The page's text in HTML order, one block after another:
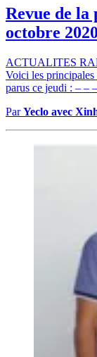
Revue de la
octobre 2020
ACTUALITES
Voici les
parus ce jeudi : – –
ParYeclo avec